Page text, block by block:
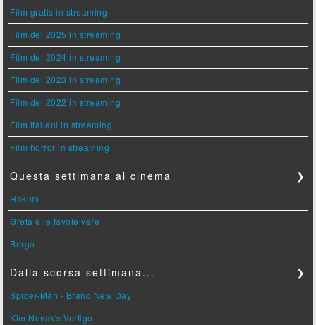
Film gratis in streaming
Film del 2025 in streaming
Film del 2024 in streaming
Film del 2023 in streaming
Film del 2022 in streaming
Film italiani in streaming
Film horror in streaming
Questa settimana al cinema ❯
Hokum
Greta e le favole vere
Borgo
Dalla scorsa settimana... ❯
Spider-Man - Brand New Day
Kim Novak's Vertigo